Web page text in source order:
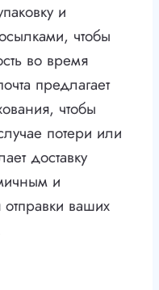
и
чтобы
во время
предлагает
чтобы
потери или
доставку
и
ваших